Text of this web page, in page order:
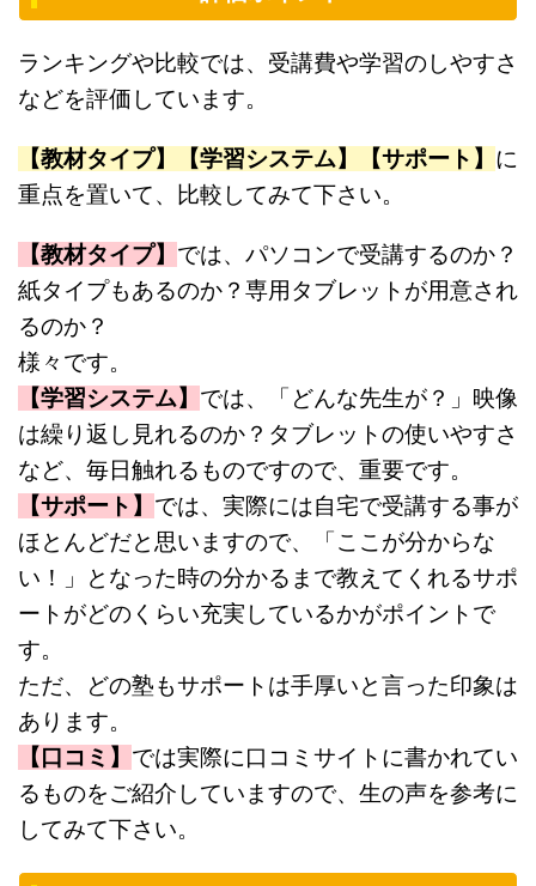
ランキングや比較では、受講費や学習のしやすさ
などを評価しています。
【教材タイプ】【学習システム】【サポート】 に
重点を置いて、比較してみて下さい。
【教材タイプ】 では、パソコンで受講するのか？
紙タイプもあるのか？専用タブレットが用意され
るのか？
様々です。
【学習システム】 では、「どんな先生が？」映像
は繰り返し見れるのか？タブレットの使いやすさ
など、毎日触れるものですので、重要です。
【サポート】 では、実際には自宅で受講する事が
ほとんどだと思いますので、「ここが分からな
い！」となった時の分かるまで教えてくれるサポ
ートがどのくらい充実しているかがポイントで
す。
ただ、どの塾もサポートは手厚いと言った印象は
あります。
【口コミ】 では実際に口コミサイトに書かれてい
るものをご紹介していますので、生の声を参考に
してみて下さい。